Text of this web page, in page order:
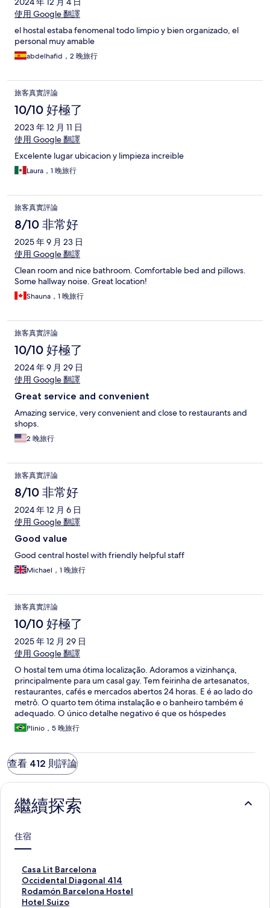
使用 Google 翻譯
el hostal estaba fenomenal todo limpio y bien organizado, el
personal muy amable
abdelhafid，2 晚旅行
旅客真實評論
10/10 好極了
2023 年 12 月 11 日
使用 Google 翻譯
Excelente lugar ubicacion y limpieza increible
Laura，1 晚旅行
旅客真實評論
8/10 非常好
2025 年 9 月 23 日
使用 Google 翻譯
Clean room and nice bathroom. Comfortable bed and pillows.
Some hallway noise. Great location!
Shauna，1 晚旅行
旅客真實評論
10/10 好極了
2024 年 9 月 29 日
使用 Google 翻譯
Great service and convenient
Amazing service, very convenient and close to restaurants and
shops.
2 晚旅行
旅客真實評論
8/10 非常好
2024 年 12 月 6 日
使用 Google 翻譯
Good value
Good central hostel with friendly helpful staff
Michael，1 晚旅行
旅客真實評論
10/10 好極了
2025 年 12 月 29 日
使用 Google 翻譯
O hostal tem uma ótima localização. Adoramos a vizinhança,
principalmente para um casal gay. Tem feirinha de artesanatos,
restaurantes, cafés e mercados abertos 24 horas. E é ao lado do
metrô. O quarto tem ótima instalação e o banheiro também é
adequado. O único detalhe negativo é que os hóspedes
precisam solicitar a limpeza do quarto, sob pena de não ser
realizada.
Plinio，5 晚旅行
查看 412 則評論
繼續探索
住宿
Casa Lit Barcelona
C
a
s
a
Occidental Diagonal 414
O
c
c
Rodamón Barcelona Hostel
R
o
Hotel Suizo
H